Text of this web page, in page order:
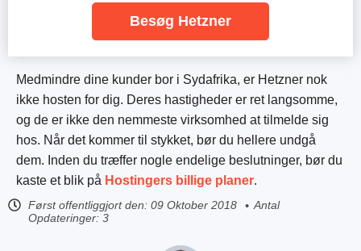
Medmindre dine kunder bor i Sydafrika, er Hetzner nok
ikke hosten for dig. Deres hastigheder er ret langsomme,
og de er ikke den nemmeste virksomhed at tilmelde sig
hos. Når det kommer til stykket, bør du hellere undgå
dem. Inden du træffer nogle endelige beslutninger, bør du
kaste et blik på Hostingers billige planer.
Først offentliggjort den: 09 Oktober 2018
Antal
Opdateringer: 3
Besøg Hetzner